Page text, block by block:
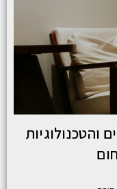
והטכנולוגיות